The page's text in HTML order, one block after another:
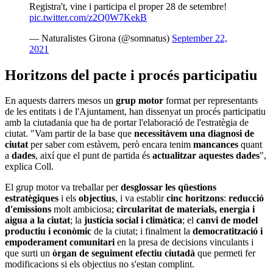
Registra't, vine i participa el proper 28 de setembre!
pic.twitter.com/z2Q0W7KekB
— Naturalistes Girona (@somnatus) September 22,
2021
Horitzons del pacte i procés participatiu
En aquests darrers mesos un grup motor format per representants
de les entitats i de l'Ajuntament, han dissenyat un procés participatiu
amb la ciutadania que ha de portar l'elaboració de l'estratègia de
ciutat. "Vam partir de la base que necessitàvem una diagnosi de
ciutatper saber com estàvem, però encara tenim mancances quant
a dades, així que el punt de partida és actualitzar aquestes dades",
explica Coll.
El grup motor va treballar perdesglossar les qüestions
estratègiques i els objectius, i va establircinc horitzons: reducció
d'emissions molt ambiciosa; circularitat de materials, energia i
aigua a la ciutat; la justícia social i climàtica; el canvi de model
productiu i econòmic de la ciutat; i finalment la democratització i
empoderament comunitarien la presa de decisions vinculants i
que surti un òrgan de seguiment efectiu ciutadà que permeti fer
modificacions si els objectius no s'estan complint.